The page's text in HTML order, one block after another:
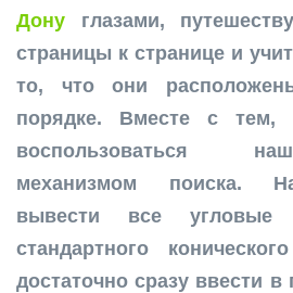
Дону глазами,
страницы к странице и
то, что они
порядке. Вместе с тем,
воспользоваться
механизмом поиска.
вывести все угловые
стандартного
достаточно сразу ввести в